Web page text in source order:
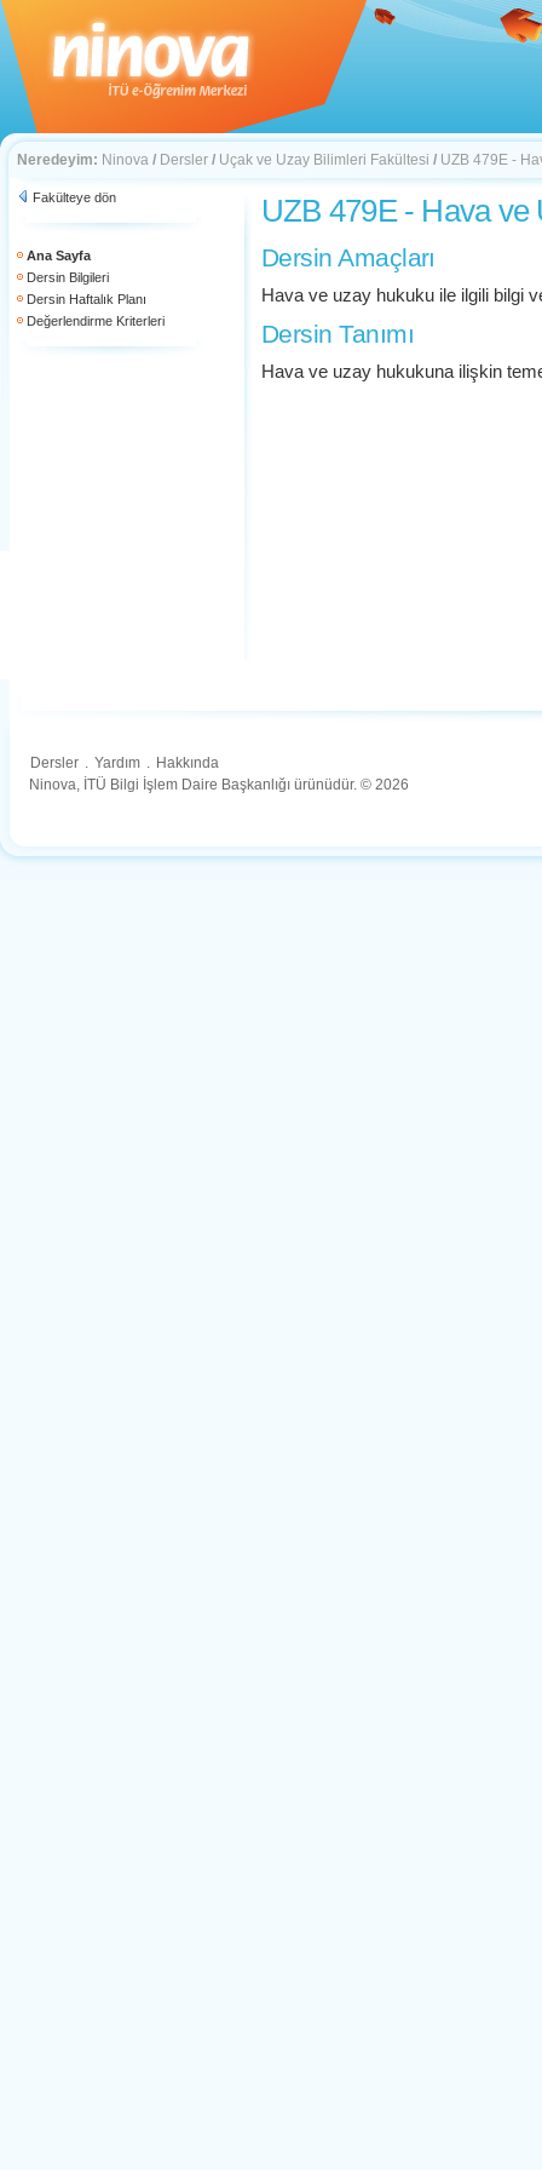
Neredeyim: Ninova / Dersler / Uçak ve Uzay Bilimleri Fakültesi / UZB 479E -
Fakülteye dön
Ana Sayfa
Dersin Bilgileri
Dersin Haftalık Planı
Değerlendirme Kriterleri
UZB 479E - Hava ve
Dersin Amaçları
Hava ve uzay hukuku ile ilgili bilgi
Dersin Tanımı
Hava ve uzay hukukuna ilişkin
Dersler . Yardım . Hakkında
Ninova, İTÜ Bilgi İşlem Daire Başkanlığı ürünüdür. © 2026